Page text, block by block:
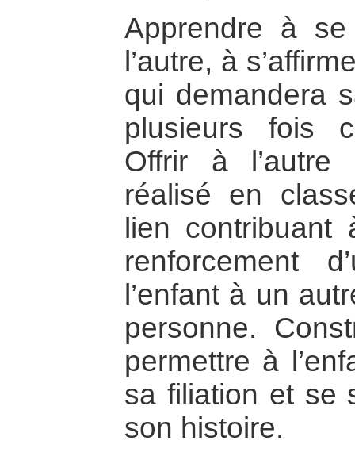
Apprendre à
l’autre, à
qui demandera
plusieurs fois
Offrir à
réalisé en
lien
renforcement
l’enfant à un
personne.
permettre à
sa filiation et se
son histoire.